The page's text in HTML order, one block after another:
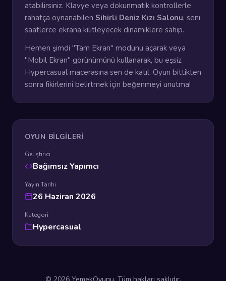
atabilirsiniz. Klavye veya dokunmatik kontrollerle
rahatça oynanabilen Sihirli Deniz Kızı Salonu, seni
saatlerce ekrana kilitleyecek dinamiklere sahip.
Hemen şimdi "Tam Ekran" modunu açarak veya
"Mobil Ekran" görünümünü kullanarak, bu eşsiz
Hypercasual macerasına sen de katıl. Oyun bittikten
sonra fikirlerini belirtmek için beğenmeyi unutma!
OYUN BILGILERI
Geliştirici
Bağımsız Yapımcı
Yayın Tarihi
26 Haziran 2026
Kategori
Hypercasual